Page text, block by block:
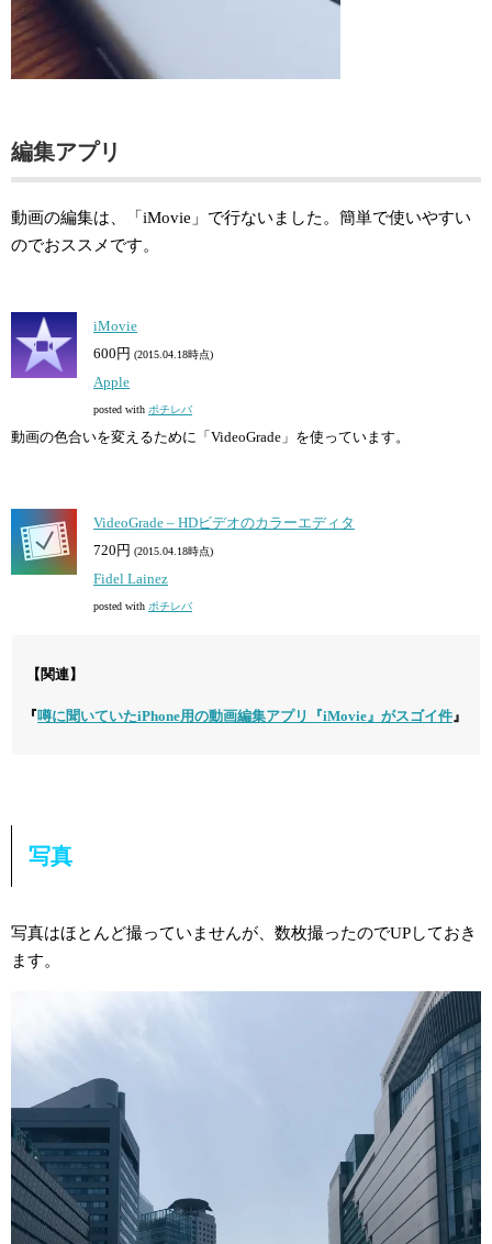
編集アプリ
動画の編集は、「iMovie」で行ないました。簡単で使いやすい
のでおススメです。
iMovie
600円 (2015.04.18時点)
Apple
posted with ポチレバ
動画の色合いを変えるために「VideoGrade」を使っています。
VideoGrade – HDビデオのカラーエディタ
720円 (2015.04.18時点)
Fidel Lainez
posted with ポチレバ
【関連】
『噂に聞いていたiPhone用の動画編集アプリ『iMovie』がスゴイ件 』
写真
写真はほとんど撮っていませんが、数枚撮ったのでUPしておき
ます。